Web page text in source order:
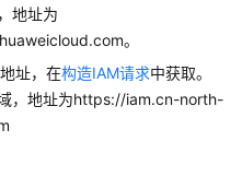
"Access-Control-Allow-
('Access-Control-Expose-
=== 'OPTIONS') {
地址为
。
址，在构造IAM请求中获取。
，地址为https://iam.cn-north-